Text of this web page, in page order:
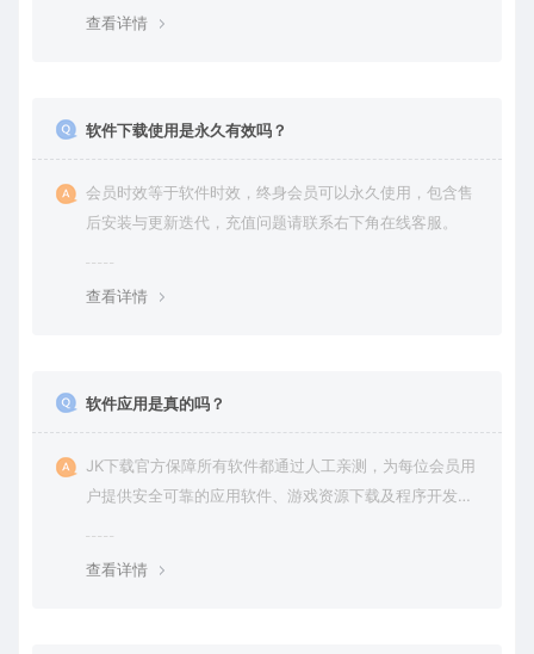
查看详情
软件下载使用是永久有效吗？
会员时效等于软件时效，终身会员可以永久使用，包含售
后安装与更新迭代，充值问题请联系右下角在线客服。
查看详情
软件应用是真的吗？
JK下载官方保障所有软件都通过人工亲测，为每位会员用
户提供安全可靠的应用软件、游戏资源下载及程序开发服
查看详情